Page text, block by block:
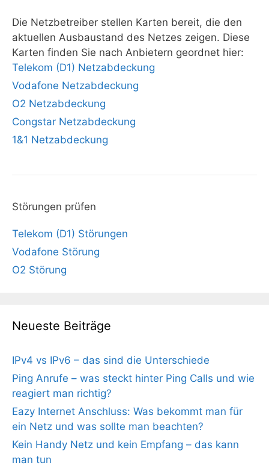
Die Netzbetreiber stellen Karten bereit, die den
aktuellen Ausbaustand des Netzes zeigen. Diese
Karten finden Sie nach Anbietern geordnet hier:
Telekom (D1) Netzabdeckung
Vodafone Netzabdeckung
O2 Netzabdeckung
Congstar Netzabdeckung
1&1 Netzabdeckung
Störungen prüfen
Telekom (D1) Störungen
Vodafone Störung
O2 Störung
Neueste Beiträge
IPv4 vs IPv6 – das sind die Unterschiede
Ping Anrufe – was steckt hinter Ping Calls und wie
reagiert man richtig?
Eazy Internet Anschluss: Was bekommt man für
ein Netz und was sollte man beachten?
Kein Handy Netz und kein Empfang – das kann
man tun